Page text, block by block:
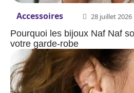
Accessoires 28 juillet 2026
Pourquoi les bijoux Naf Naf
votre garde-robe